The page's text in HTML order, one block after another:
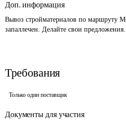
Доп. информация
Вывоз стройматериалов по маршруту
запаллечен. Делайте свои предложения.
Требования
Только один поставщик
Документы для участия